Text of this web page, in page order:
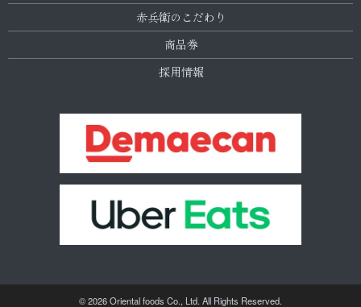
赤兵衛のこだわり
商品券
採用情報
© 2026 Oriental foods Co., Ltd. All Rights Reserved.